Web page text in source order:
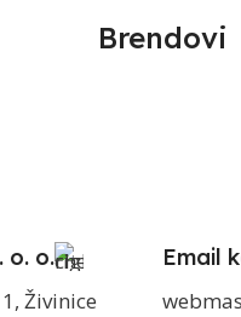
Brendovi
o. o.
Živinice
Email